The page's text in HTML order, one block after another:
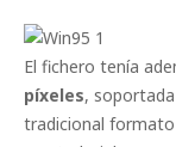
El fichero tenía
píxeles,
tradicional formato